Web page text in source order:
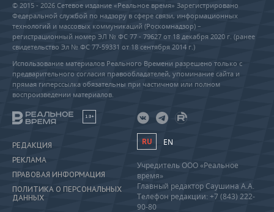
© 2015 - 2026 Сетевое издание «Реальное время» Зарегистрировано
Федеральной службой по надзору в сфере связи, информационных
технологий и массовых коммуникаций (Роскомнадзор) –
регистрационный номер ЭЛ № ФС 77 - 79627 от 18 декабря 2020 г. (ранее
свидетельство Эл № ФС 77-59331 от 18 сентября 2014 г.)
Использование материалов Реального Времени разрешено только с
предварительного согласия правообладателей, упоминание сайта и
прямая гиперссылка обязательны при частичном или полном
воспроизведении материалов.
18+
РЕДАКЦИЯ
РЕКЛАМА
ПРАВОВАЯ ИНФОРМАЦИЯ
ПОЛИТИКА О ПЕРСОНАЛЬНЫХ
ДАННЫХ
RU EN
Учредитель ООО «Реальное
время»
Главный редактор Саушина А.А.
Телефон редакции: +7 (843) 222-
90-80